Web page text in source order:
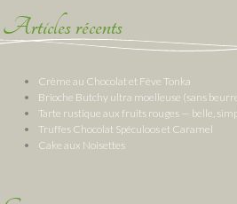
Articles récents
Crème au Chocolat et Fève Tonka
Brioche Butchy ultra moelleuse (sans
Tarte rustique aux fruits rouges — belle,
Truffes Chocolat Spéculoos et Caramel
Cake aux Noisettes